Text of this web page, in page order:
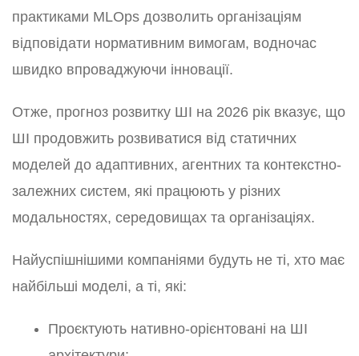
практиками MLOps дозволить організаціям
відповідати нормативним вимогам, водночас
швидко впроваджуючи інновації.
Отже, прогноз розвитку ШІ на 2026 рік вказує, що
ШІ продовжить розвиватися від статичних
моделей до адаптивних, агентних та контекстно-
залежних систем, які працюють у різних
модальностях, середовищах та організаціях.
Найуспішнішими компаніями будуть не ті, хто має
найбільші моделі, а ті, які:
Проєктують нативно-орієнтовані на ШІ